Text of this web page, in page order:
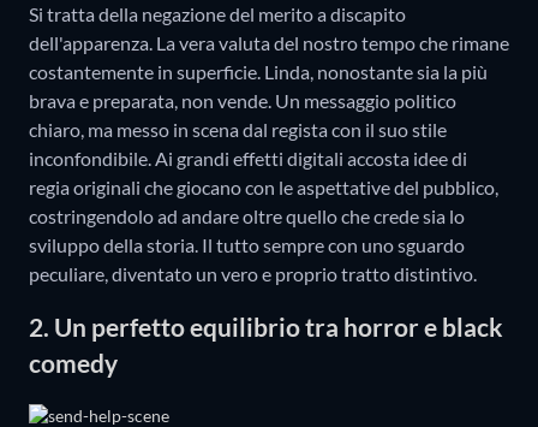
Si tratta della negazione del merito a discapito
dell'apparenza. La vera valuta del nostro tempo che rimane
costantemente in superficie. Linda, nonostante sia la più
brava e preparata, non vende. Un messaggio politico
chiaro, ma messo in scena dal regista con il suo stile
inconfondibile. Ai grandi effetti digitali accosta idee di
regia originali che giocano con le aspettative del pubblico,
costringendolo ad andare oltre quello che crede sia lo
sviluppo della storia. Il tutto sempre con uno sguardo
peculiare, diventato un vero e proprio tratto distintivo.
2. Un perfetto equilibrio tra horror e black
comedy